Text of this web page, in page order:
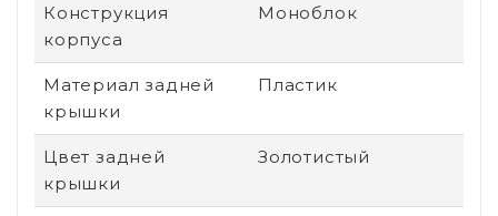
Конструкция
корпуса
Моноблок
Материал задней
крышки
Пластик
Цвет задней
крышки
Золотистый